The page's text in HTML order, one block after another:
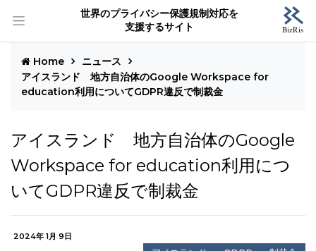
世界のプライバシー保護規制対応を
支援するサイト
Home
ニュース
アイスランド 地方自治体のGoogle Workspace for
education利用についてGDPR違反で制裁金
アイスランド 地方自治体のGoogle
Workspace for education利用につ
いてGDPR違反で制裁金
2024年 1月 9日